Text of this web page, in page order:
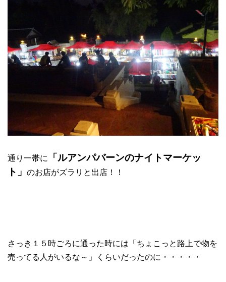
通り一帯に
「ルアンパバーンのナイトマーケッ
ト」 のお店がズラリと出店！！
さっき１５時ごろに通った時には「ちょこっと路上で物を
売ってる人がいるな～」くらいだったのに・・・・・